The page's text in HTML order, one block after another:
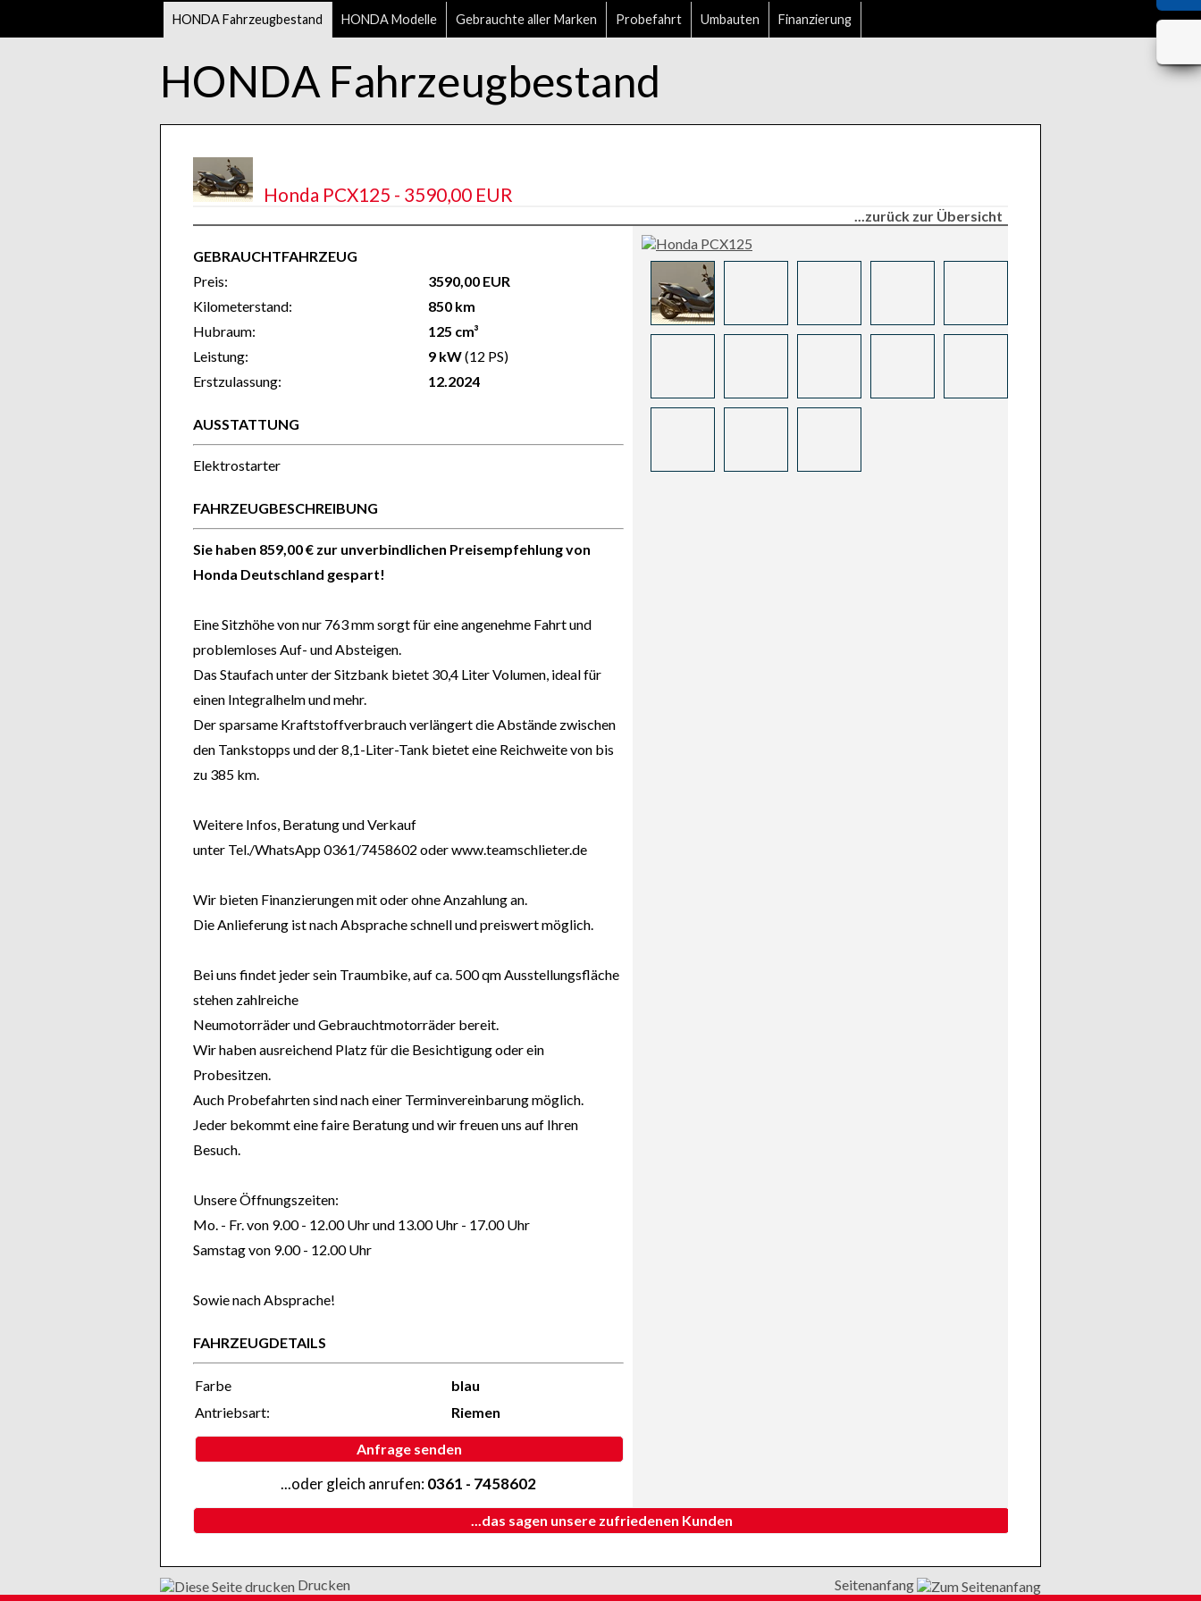
HONDA Fahrzeugbestand HONDA Modelle Gebrauchte aller Marken Probefahrt Umbauten Finanzierung
HONDA Fahrzeugbestand
Honda PCX125 - 3590,00 EUR
...zurück zur Übersicht
GEBRAUCHTFAHRZEUG
Preis:
3590,00 EUR
Kilometerstand:
850 km
Hubraum:
125 cm³
Leistung:
9 kW(12 PS)
Erstzulassung:
12.2024
AUSSTATTUNG
Elektrostarter
FAHRZEUGBESCHREIBUNG
Sie haben 859,00 € zur unverbindlichen Preisempfehlung von
Honda Deutschland gespart!
Eine Sitzhöhe von nur 763 mm sorgt für eine angenehme Fahrt und
problemloses Auf- und Absteigen.
Das Staufach unter der Sitzbank bietet 30,4 Liter Volumen, ideal für
einen Integralhelm und mehr.
Der sparsame Kraftstoffverbrauch verlängert die Abstände zwischen
den Tankstopps und der 8,1-Liter-Tank bietet eine Reichweite von bis
zu 385 km.
Weitere Infos, Beratung und Verkauf
unter Tel./WhatsApp 0361/7458602 oder www.teamschlieter.de
Wir bieten Finanzierungen mit oder ohne Anzahlung an.
Die Anlieferung ist nach Absprache schnell und preiswert möglich.
Bei uns findet jeder sein Traumbike, auf ca. 500 qm Ausstellungsfläche
stehen zahlreiche
Neumotorräder und Gebrauchtmotorräder bereit.
Wir haben ausreichend Platz für die Besichtigung oder ein
Probesitzen.
Auch Probefahrten sind nach einer Terminvereinbarung möglich.
Jeder bekommt eine faire Beratung und wir freuen uns auf Ihren
Besuch.
Unsere Öffnungszeiten:
Mo. - Fr. von 9.00 - 12.00 Uhr und 13.00 Uhr - 17.00 Uhr
Samstag von 9.00 - 12.00 Uhr
Sowie nach Absprache!
FAHRZEUGDETAILS
Farbe
blau
Antriebsart:
Riemen
Anfrage senden
...oder gleich anrufen:0361 - 7458602
...das sagen unsere zufriedenen Kunden
Drucken Seitenanfang